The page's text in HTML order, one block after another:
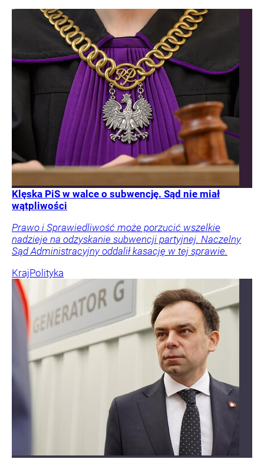
Klęska PiS w walce o subwencję. Sąd nie miał
wątpliwości
Prawo i Sprawiedliwość może porzucić wszelkie
nadzieje na odzyskanie subwencji partyjnej. Naczelny
Sąd Administracyjny oddalił kasację w tej sprawie.
KrajPolityka